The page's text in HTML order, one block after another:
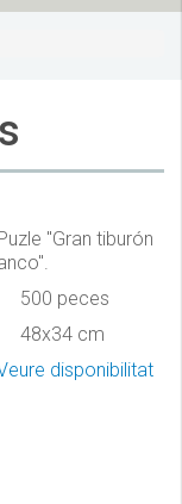
"Gran tiburón
peces
cm
disponibilitat